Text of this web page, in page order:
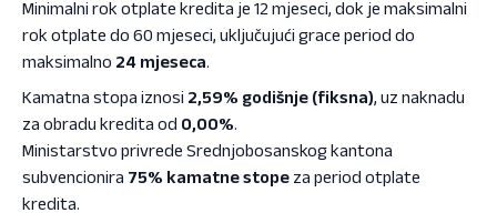
Minimalni rok otplate kredita je 12 mjeseci, dok je maksimalni
rok otplate do 60 mjeseci, uključujući grace period do
maksimalno 24 mjeseca.
Kamatna stopa iznosi 2,59% godišnje (fiksna), uz naknadu
za obradu kredita od 0,00%.
Ministarstvo privrede Srednjobosanskog kantona
subvencionira 75% kamatne stope za period otplate
kredita.